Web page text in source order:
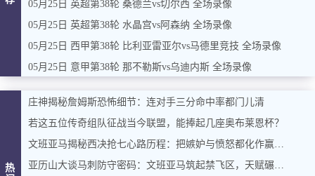
05月25日 英超第38轮 桑德兰vs切尔西 全场录像
05月25日 英超第38轮 水晶宫vs阿森纳 全场录像
05月25日 西甲第38轮 比利亚雷亚尔vs马德里竞技 全场录像
05月25日 意甲第38轮 那不勒斯vs乌迪内斯 全场录像
热
庄神揭秘詹姆斯恐怖细节：连对手三分命中率都门儿清
若这五位传奇组队征战当今联盟，能捧起几座奥布莱恩杯？
文班亚马揭秘西决抢七心路历程：把嫉妒与愤怒都化作赢球燃料
亚历山大谈马刺防守密码：文班亚马筑起禁飞区，天赋碾压改写比赛逻辑